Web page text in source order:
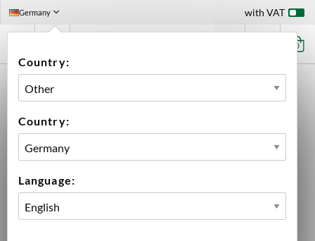
Germany
Country:
Country:
Language:
with VAT
0
ACESSORIES BREWTOOLS